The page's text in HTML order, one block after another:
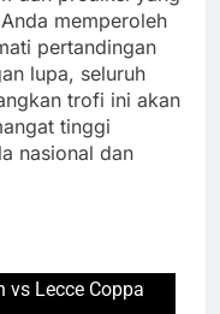
memperoleh
pertandingan
lupa, seluruh
trofi ini akan
tinggi
nasional dan
Lecce Coppa